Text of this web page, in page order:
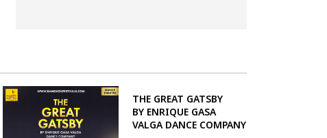
THE GREAT GATSBY
BY ENRIQUE GASA
VALGA DANCE COMPANY